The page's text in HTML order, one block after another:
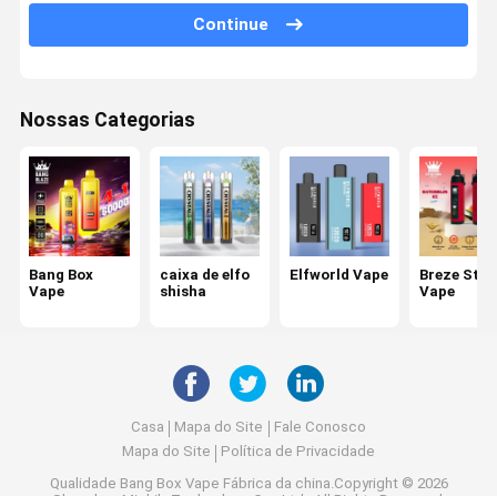
Outras Marcas de VapeContinue
Nossas Categorias
Bang Box
Vape
caixa de elfo
shisha
Elfworld Vape
Breze Stiik
Vape
Casa Mapa do Site
Fale Conosco
Mapa do Site
Política de Privacidade
Qualidade Bang Box Vape Fábrica da china.Copyright © 2026